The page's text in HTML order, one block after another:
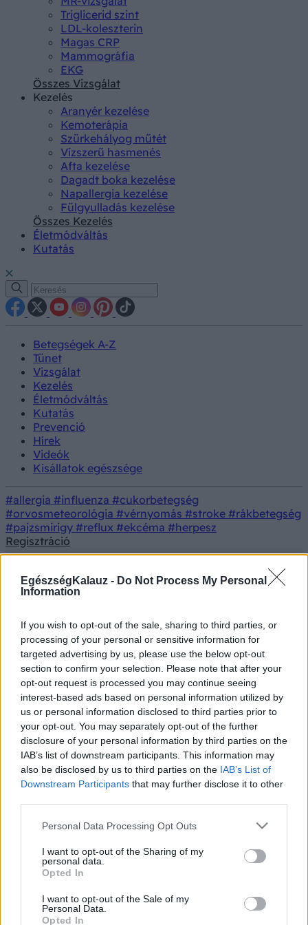
EgészségKalauz - Do Not Process My Personal
Information
If you wish to opt-out of the sale, sharing to third parties, or
processing of your personal or sensitive information for
targeted advertising by us, please use the below opt-out
section to confirm your selection. Please note that after your
opt-out request is processed you may continue seeing
interest-based ads based on personal information utilized by
us or personal information disclosed to third parties prior to
your opt-out. You may separately opt-out of the further
disclosure of your personal information by third parties on the
IAB’s list of downstream participants. This information may
also be disclosed by us to third parties on the IAB’s List of
Downstream Participants that may further disclose it to other
Please note that this website/app uses one or more Google
not limited to your visit or usage behaviour. You may click to
grant or deny consent to Google and its third-party tags to
use your data for below specified purposes in below Google
consent section.
Personal Data Processing Opt Outs
I want to opt-out of the Sharing of my
personal data.
Opted In
I want to opt-out of the Sale of my
Personal Data.
Opted In
Triglicerid szint
LDL-koleszterin
Magas CRP
Mammográfia
EKG
Összes Vizsgálat
Kezelés
Aranyér kezelése
Kemoterápia
Szürkehályog műtét
Vízszerű hasmenés
Afta kezelése
Dagadt boka kezelése
Napallergia kezelése
Fülgyulladás kezelése
Összes Kezelés
Életmódváltás
Kutatás
Betegségek A-Z
Tünet
Vizsgálat
Kezelés
Életmódváltás
Kutatás
Prevenció
Hírek
Videók
Kisállatok egészsége
#allergia #influenza #cukorbetegség
#orvosmeteorológia #vérnyomás #stroke #rákbetegség
#pajzsmirigy #reflux #ekcéma #herpesz
Regisztráció
Vizsgálat